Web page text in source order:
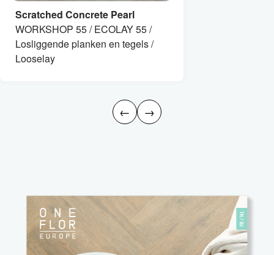
Scratched Concrete Pearl
WORKSHOP 55 / ECOLAY 55 /
Losliggende planken en tegels /
Looselay
← →